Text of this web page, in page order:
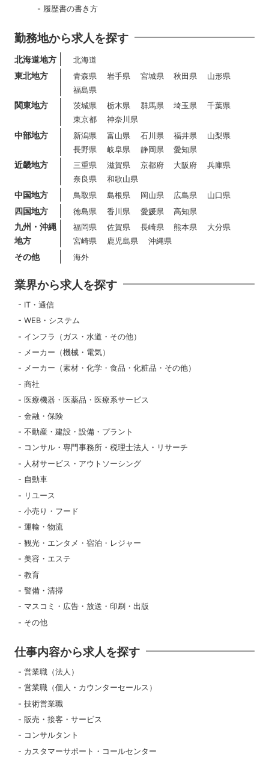
履歴書の書き方
勤務地から求人を探す
北海道地方 北海道
東北地方 青森県 岩手県 宮城県 秋田県
山形県
福島県
関東地方 茨城県 栃木県 群馬県 埼玉県
千葉県
東京都
神奈川県
中部地方 新潟県 富山県 石川県 福井県
山梨県
長野県
岐阜県 静岡県 愛知県
近畿地方 三重県 滋賀県 京都府 大阪府
兵庫県
奈良県
和歌山県
中国地方 鳥取県 島根県 岡山県 広島県 山口県
四国地方 徳島県 香川県 愛媛県 高知県
九州・沖縄
地方
福岡県 佐賀県 長崎県 熊本県
大分県
宮崎県
鹿児島県 沖縄県
その他 海外
業界から求人を探す
IT・通信
WEB・システム
インフラ（ガス・水道・その他）
メーカー（機械・電気）
メーカー（素材・化学・食品・化粧品・その他）
商社
医療機器・医薬品・医療系サービス
金融・保険
不動産・建設・設備・プラント
コンサル・専門事務所・税理士法人・リサーチ
人材サービス・アウトソーシング
自動車
リユース
小売り・フード
運輸・物流
観光・エンタメ・宿泊・レジャー
美容・エステ
教育
警備・清掃
マスコミ・広告・放送・印刷・出版
その他
仕事内容から求人を探す
営業職（法人）
営業職（個人・カウンターセールス）
技術営業職
販売・接客・サービス
コンサルタント
カスタマーサポート・コールセンター